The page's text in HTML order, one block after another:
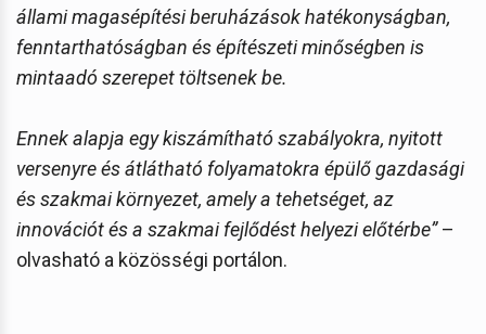
állami magasépítési beruházások hatékonyságban,
fenntarthatóságban és építészeti minőségben is
mintaadó szerepet töltsenek be.
Ennek alapja egy kiszámítható szabályokra, nyitott
versenyre és átlátható folyamatokra épülő gazdasági
és szakmai környezet, amely a tehetséget, az
innovációt és a szakmai fejlődést helyezi előtérbe”–
olvasható a közösségi portálon.